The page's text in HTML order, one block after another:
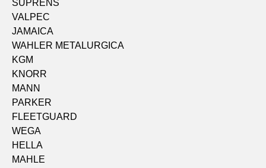
SUPRENS
VALPEC
JAMAICA
WAHLER METALURGICA
KGM
KNORR
MANN
PARKER
FLEETGUARD
WEGA
HELLA
MAHLE